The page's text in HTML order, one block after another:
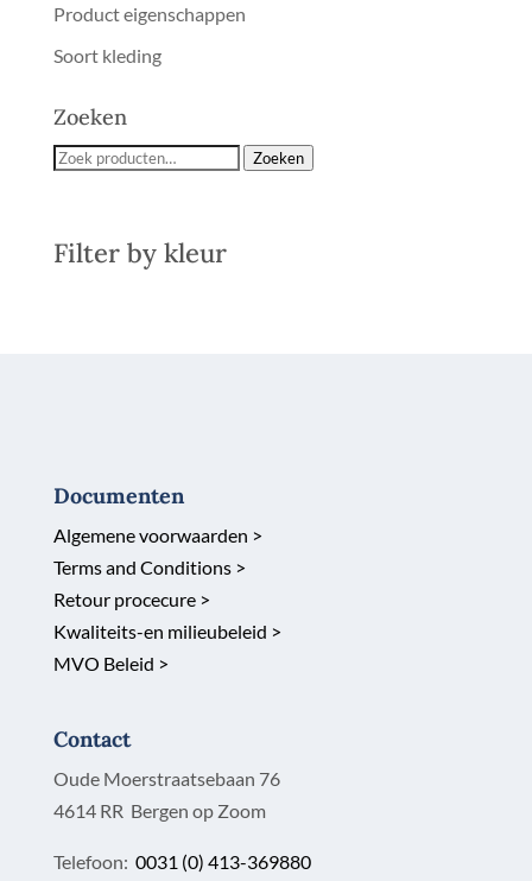
Product eigenschappen
Soort kleding
Zoeken
Zoeken
Zoeken
Filter by kleur
Documenten
Algemene voorwaarden >
Terms and Conditions >
Retour procecure >
Kwaliteits-en milieubeleid >
MVO Beleid >
Contact
Oude Moerstraatsebaan 76
4614 RR Bergen op Zoom
Telefoon: 0031 (0) 413-369880